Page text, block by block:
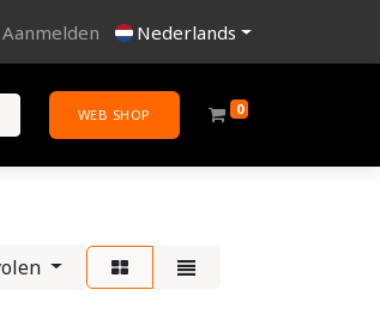
Aanmelden Nederlands
WEB SHOP 0